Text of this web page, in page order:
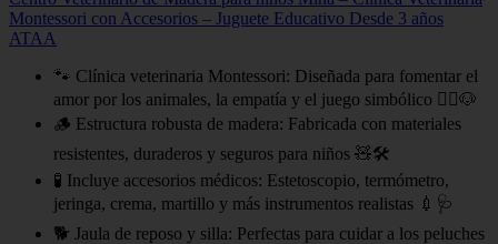
Montessori con Accesorios – Juguete Educativo Desde 3 años
ATAA
🐾 Clínica veterinaria Montessori: Diseñada para fomentar el
amor por los animales, la empatía y el juego simbólico 👩‍⚕️🐶
🪵 Estructura robusta de madera: Fabricada con materiales
resistentes, duraderos y seguros para niños 🧸🛠
🧪 Incluye accesorios médicos: Estetoscopio, termómetro,
jeringa, crema, martillo y más instrumentos realistas 💉🩺
🐕 Jaula de reposo y silla: Perfectas para cuidar a los peluches